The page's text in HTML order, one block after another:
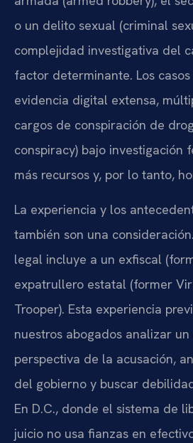
o un delito sexual (criminal
complejidad investigativa del
factor determinante. Los
evidencia digital extensa,
cargos de conspiración de
conspiracy) bajo investigación
más recursos y, por lo tanto,
La experiencia y los
también son una
legal incluye a un exfiscal
expatrullero estatal (former
Trooper). Esta experiencia
nuestros abogados analizar
perspectiva de la acusación,
del gobierno y buscar
En D.C., donde el sistema de
juicio no usa fianzas en